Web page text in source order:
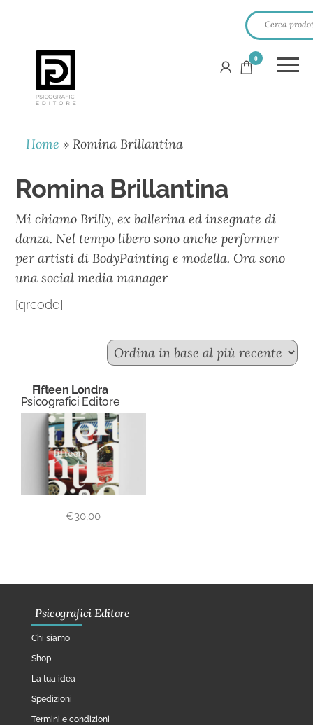
PSICOGRAFICI
EDITORE
0
Home »Romina Brillantina
Romina Brillantina
Mi chiamo Brilly, ex ballerina ed insegnate di
danza. Nel tempo libero sono anche performer
per artisti di BodyPainting e modella. Ora sono
una social media manager
[qrcode]
Fifteen Londra
Psicografici Editore
€30,00
Psicografici Editore
Chi siamo
Shop
La tua idea
Spedizioni
Termini e condizioni